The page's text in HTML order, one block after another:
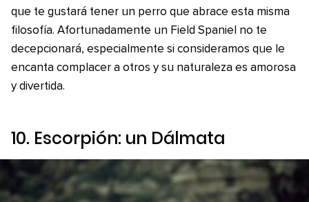
que te gustará tener un perro que abrace esta misma
filosofía. Afortunadamente un Field Spaniel no te
decepcionará, especialmente si consideramos que le
encanta complacer a otros y su naturaleza es amorosa
y divertida.
10. Escorpión: un Dálmata